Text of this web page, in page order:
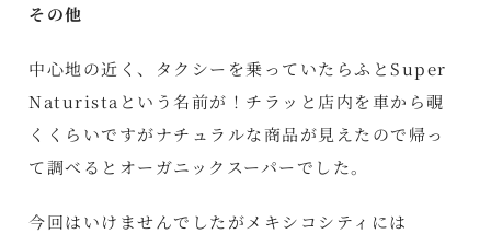
その他
中心地の近く、タクシーを乗っていたらふとSuper
Naturistaという名前が！チラッと店内を車から覗
くくらいですがナチュラルな商品が見えたので帰っ
て調べるとオーガニックスーパーでした。
今回はいけませんでしたがメキシコシティには